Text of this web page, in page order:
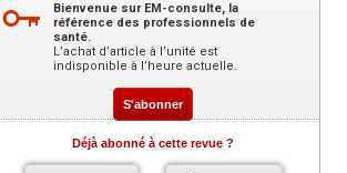
Bienvenue sur EM-consulte, la
référence des professionnels de
santé.
L’achat d’article à l’unité est
indisponible à l’heure actuelle.
S'abonner
Déjà abonné à cette revue ?